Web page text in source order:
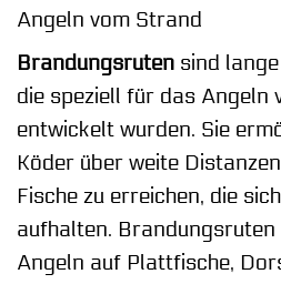
Angeln vom Strand
Brandungsruten sind
die speziell für das Angeln
entwickelt wurden. Sie
Köder über weite
Fische zu erreichen, die
aufhalten.
Angeln auf Plattfische,